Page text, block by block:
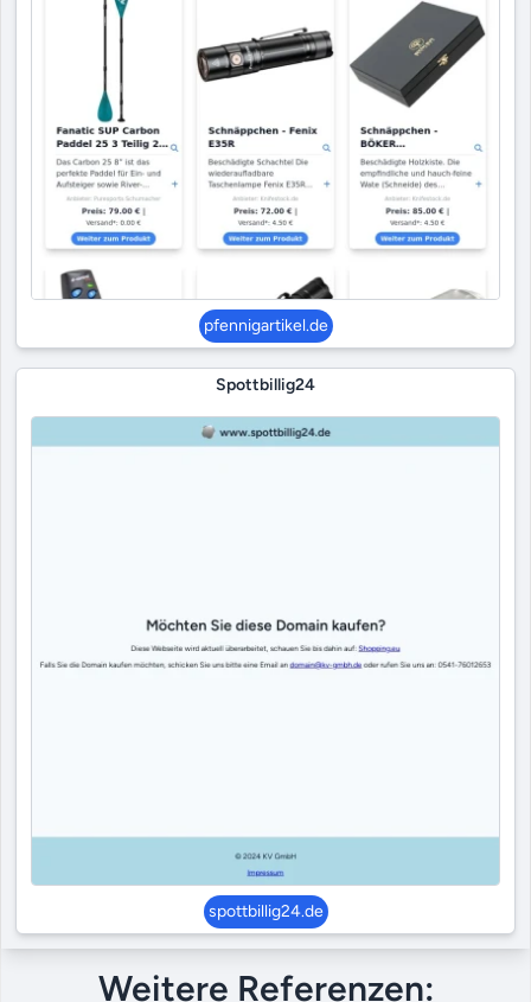
pfennigartikel.de
Spottbillig24
spottbillig24.de
Weitere Referenzen: